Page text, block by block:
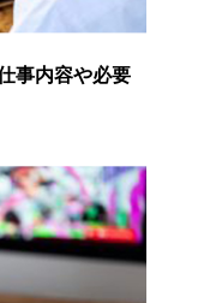
事内容や必要